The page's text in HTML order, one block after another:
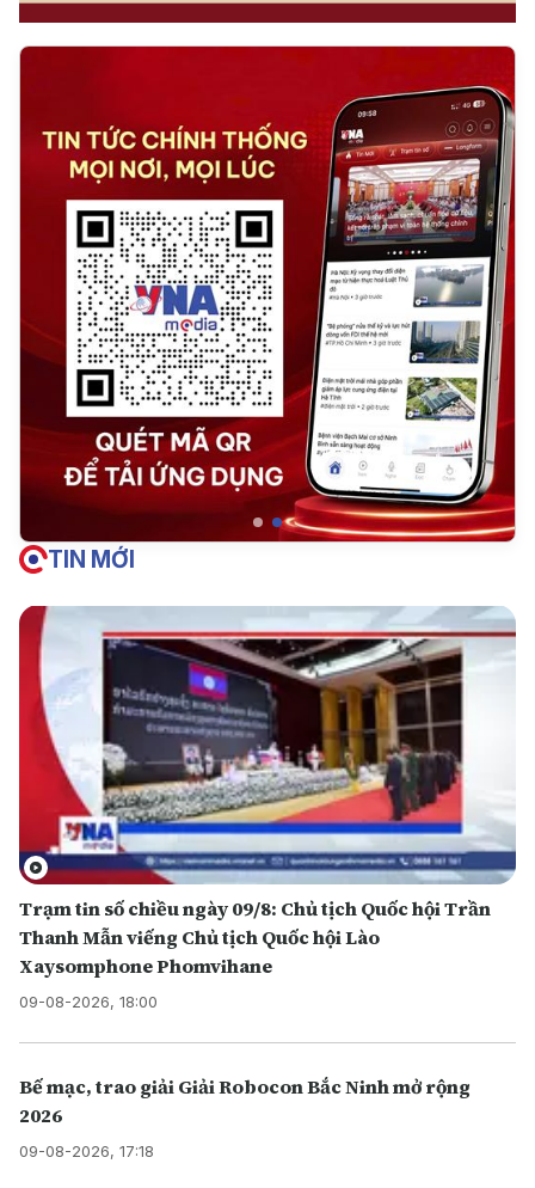
TIN MỚI
Trạm tin số chiều ngày 09/8: Chủ tịch Quốc hội Trần
Thanh Mẫn viếng Chủ tịch Quốc hội Lào
Xaysomphone Phomvihane
09-08-2026, 18:00
Bế mạc, trao giải Giải Robocon Bắc Ninh mở rộng
2026
09-08-2026, 17:18